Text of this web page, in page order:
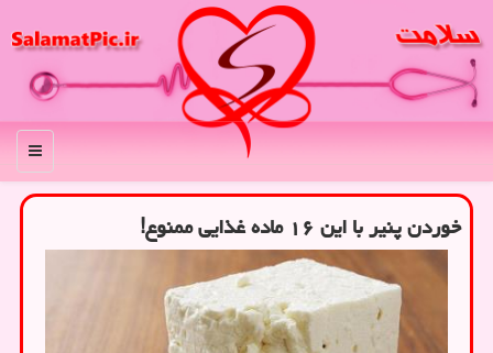
منو
خوردن پنیر با این ۱۶ ماده غذایی ممنوع!